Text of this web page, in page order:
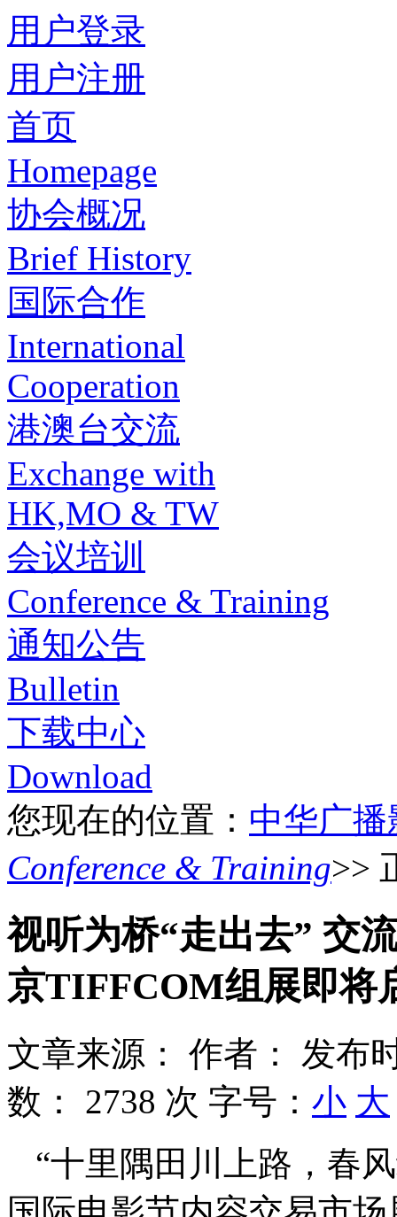
用户登录
用户注册
首页
Homepage
协会概况
Brief History
国际合作
International
Cooperation
港澳台交流
Exchange with
HK,MO & TW
会议培训
Conference & Training
通知公告
Bulletin
下载中心
Download
您现在的位置： 中华广
Conference & Training>>
视听为桥“走出去” 交
京TIFFCOM组展即将
文章来源： 作者：
发布
数： 2738 次 字号： 小 大
“十里隅田川上路，春